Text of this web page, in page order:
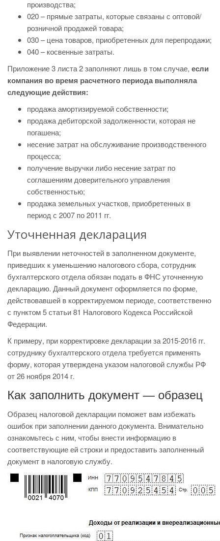
производства;
020 – прямые затраты, которые связаны с оптовой/
розничной продажей товара;
030 – цена товаров, приобретенных для перепродажи;
040 – косвенные затраты.
Приложение 3 листа 2 заполняют лишь в том случае, если
компания во время расчетного периода выполняла
следующие действия:
продажа амортизируемой собственности;
продажа дебиторской задолженности, которая не
погашена;
несение затрат на обслуживание производственного
процесса;
получение выручки либо несение затрат по
соглашениям доверительного управления
собственностью;
продажа земельных участков, приобретенных в
период с 2007 по 2011 гг.
Уточненная декларация
При выявлении неточностей в заполненном документе,
приведших к уменьшению налогового сбора, сотрудник
бухгалтерского отдела обязан подать в ФНС уточненную
декларацию. Данный документ оформляется по форме,
действовавшей в корректируемом периоде, соответственно
с пунктом 5 статьи 81 Налогового Кодекса Российской
Федерации.
К примеру, при корректировке декларации за 2015-2016 гг.
сотруднику бухгалтерского отдела требуется применять
форму, которая утверждена указом налоговой службы РФ
от 26 ноября 2014 г.
Как заполнить документ — образец
Образец налоговой декларации поможет вам избежать
ошибок при заполнении данного документа. Внимательно
ознакомьтесь с ним, чтобы внести информацию в
соответствующие ей строки и предоставить заполненный
документ в налоговую службу.